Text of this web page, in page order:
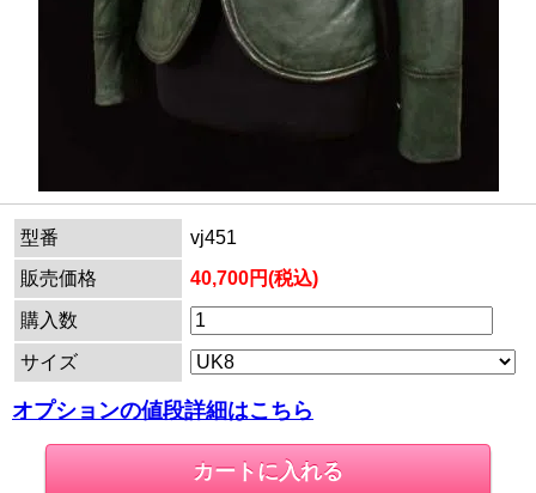
型番
vj451
販売価格
40,700円(税込)
購入数
サイズ
オプションの値段詳細はこちら